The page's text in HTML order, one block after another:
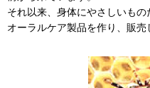
それ以来、身体にやさしいも
オーラルケア製品を作り、販売